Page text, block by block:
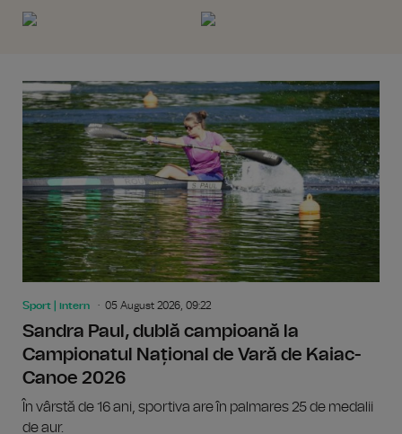
Sport | intern 05 August 2026, 09:22
Sandra Paul, dublă campioană la
Campionatul Național de Vară de Kaiac-
Canoe 2026
În vârstă de 16 ani, sportiva are în palmares 25 de medalii
de aur.